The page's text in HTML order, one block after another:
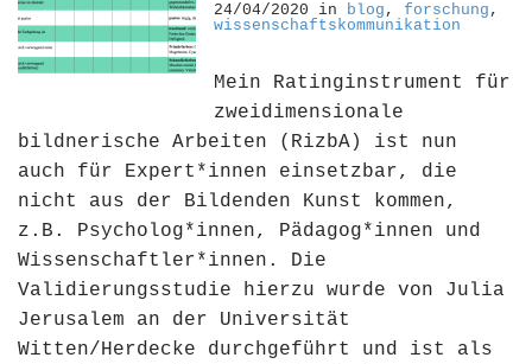
24/04/2020 in blog , forschung ,
wissenschaftskommunikation
Mein Ratinginstrument für
zweidimensionale
bildnerische Arbeiten (RizbA) ist nun
auch für Expert*innen einsetzbar, die
nicht aus der Bildenden Kunst kommen,
z.B. Psycholog*innen, Pädagog*innen und
Wissenschaftler*innen. Die
Validierungsstudie hierzu wurde von Julia
Jerusalem an der Universität
Witten/Herdecke durchgeführt und ist als